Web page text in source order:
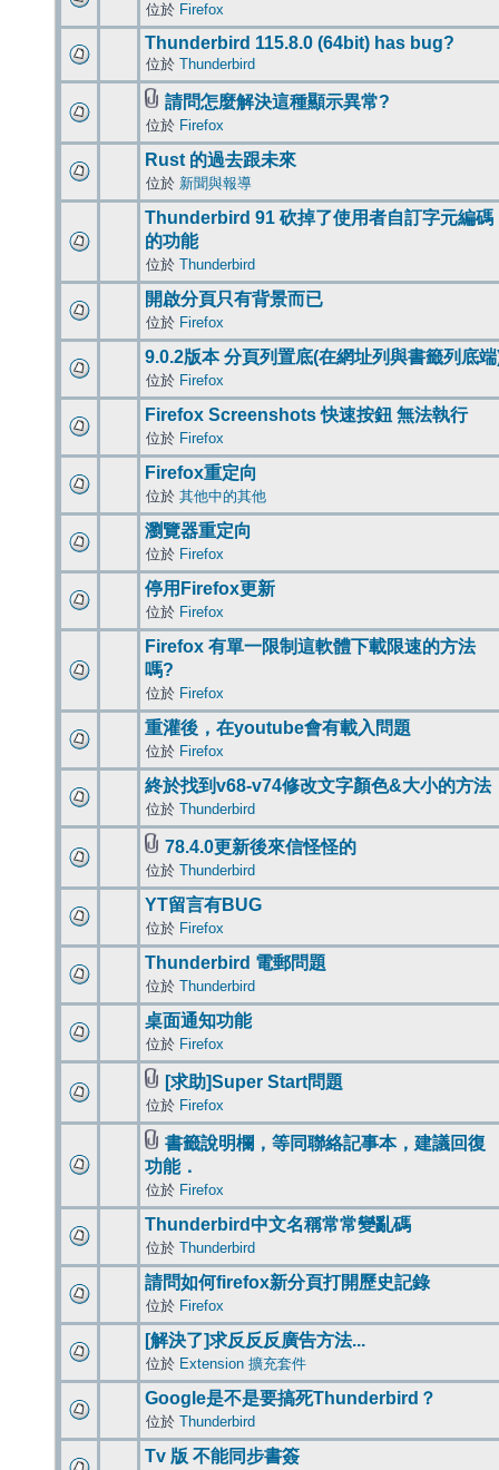
位於 Firefox
Thunderbird 115.8.0 (64bit) has bug?
位於 Thunderbird
請問怎麼解決這種顯示異常?
位於 Firefox
Rust 的過去跟未來
位於 新聞與報導
Thunderbird 91 砍掉了使用者自訂字元編碼
的功能
位於 Thunderbird
開啟分頁只有背景而已
位於 Firefox
9.0.2版本 分頁列置底(在網址列與書籤列底
位於 Firefox
Firefox Screenshots 快速按鈕 無法執行
位於 Firefox
Firefox重定向
位於 其他中的其他
瀏覽器重定向
位於 Firefox
停用Firefox更新
位於 Firefox
Firefox 有單一限制這軟體下載限速的方法
嗎?
位於 Firefox
重灌後，在youtube會有載入問題
位於 Firefox
終於找到v68-v74修改文字顏色&大小的方法
位於 Thunderbird
78.4.0更新後來信怪怪的
位於 Thunderbird
YT留言有BUG
位於 Firefox
Thunderbird 電郵問題
位於 Thunderbird
桌面通知功能
位於 Firefox
[求助]Super Start問題
位於 Firefox
書籤說明欄，等同聯絡記事本，建議回復
功能．
位於 Firefox
Thunderbird中文名稱常常變亂碼
位於 Thunderbird
請問如何firefox新分頁打開歷史記錄
位於 Firefox
[解決了]求反反反廣告方法...
位於 Extension 擴充套件
Google是不是要搞死Thunderbird？
位於 Thunderbird
Tv 版 不能同步書簽